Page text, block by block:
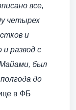
все,
четырех
и
развод с
был
до
в ФБ